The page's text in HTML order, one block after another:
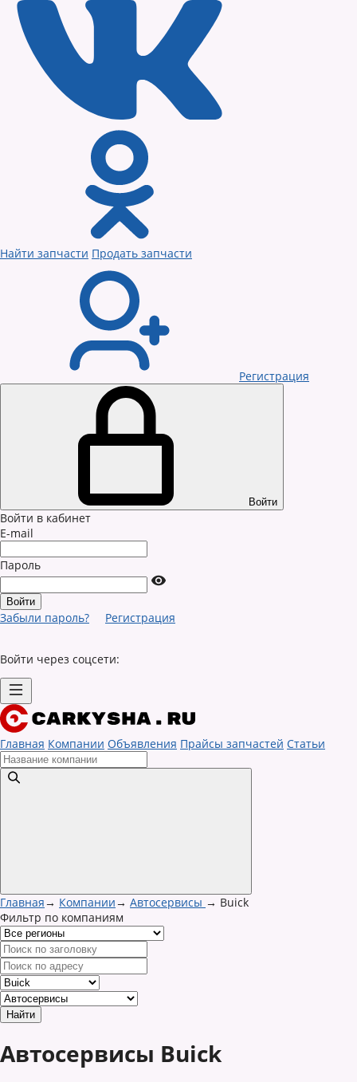
Найти запчасти Продать запчасти
Регистрация
Войти
Войти в кабинет
E-mail
Пароль
Забыли пароль? Регистрация
Войти через соцсети:
Главная Компании Объявления Прайсы запчастей Статьи
Главная→ Компании→ Автосервисы → Buick
Фильтр по компаниям
Автосервисы Buick